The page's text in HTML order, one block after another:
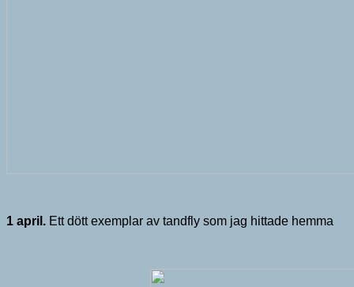
1 april. Ett dött exemplar av tandfly som jag hittade hemma